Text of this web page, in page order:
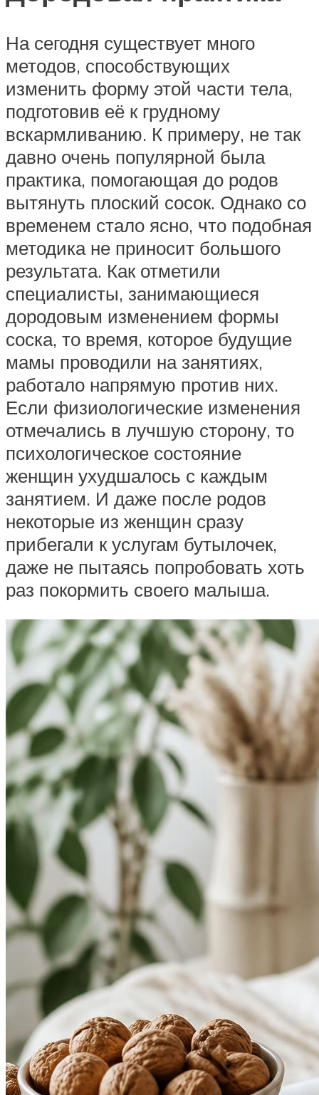
На сегодня существует много
методов, способствующих
изменить форму этой части тела,
подготовив её к грудному
вскармливанию. К примеру, не так
давно очень популярной была
практика, помогающая до родов
вытянуть плоский сосок. Однако со
временем стало ясно, что подобная
методика не приносит большого
результата. Как отметили
специалисты, занимающиеся
дородовым изменением формы
соска, то время, которое будущие
мамы проводили на занятиях,
работало напрямую против них.
Если физиологические изменения
отмечались в лучшую сторону, то
психологическое состояние
женщин ухудшалось с каждым
занятием. И даже после родов
некоторые из женщин сразу
прибегали к услугам бутылочек,
даже не пытаясь попробовать хоть
раз покормить своего малыша.